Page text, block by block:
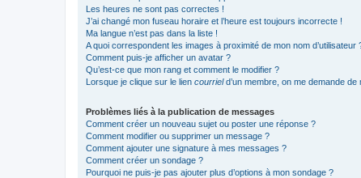
Les heures ne sont pas correctes !
J’ai changé mon fuseau horaire et l’heure est toujours incorrecte !
Ma langue n’est pas dans la liste !
A quoi correspondent les images à proximité de mon nom d’utilisateur
Comment puis-je afficher un avatar ?
Qu’est-ce que mon rang et comment le modifier ?
Lorsque je clique sur le lien courrield’un membre, on me demande de
Problèmes liés à la publication de messages
Comment créer un nouveau sujet ou poster une réponse ?
Comment modifier ou supprimer un message ?
Comment ajouter une signature à mes messages ?
Comment créer un sondage ?
Pourquoi ne puis-je pas ajouter plus d’options à mon sondage ?